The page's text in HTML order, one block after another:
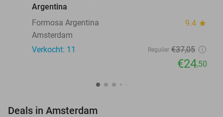
Argentina
Formosa Argentina
9.4 star
Amsterdam
Verkocht: 11
Regulier €37,05
€24,50
Deals in Amsterdam